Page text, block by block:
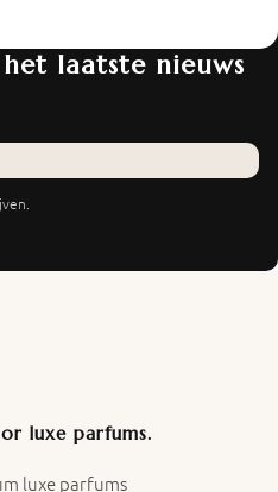
laatste nieuws
luxe parfums.
luxe parfums